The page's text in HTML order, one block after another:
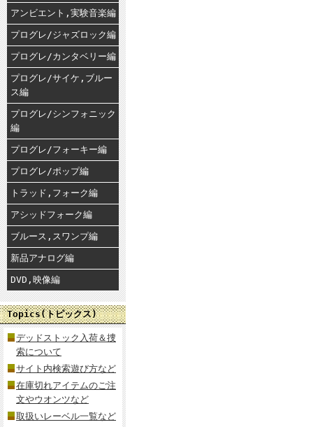
アンビエント,実験音楽編
プログレ/ジャズロック編
プログレ/カンタベリー編
プログレ/サイケ,ブルー
ス編
プログレ/シンフォニック
編
プログレ/フォーキー編
プログレ/ポップ編
トラッド,フォーク編
アシッドフォーク編
ブルース,スワンプ編
新品アナログ編
DVD,映像編
Topics(トピックス)
デッドストック入荷＆捜
索について
サイト内検索遊び方など
在庫切れアイテムのご注
文やウオンツなど
取扱いレーベル一覧など